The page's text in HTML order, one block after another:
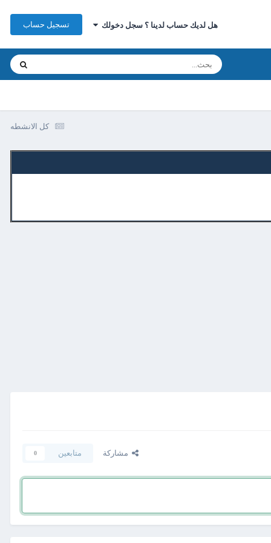
هل لديك حساب لدينا ؟ سجل دخولك تسجيل حساب
كل الانشطه
مشاركة متابعين 0